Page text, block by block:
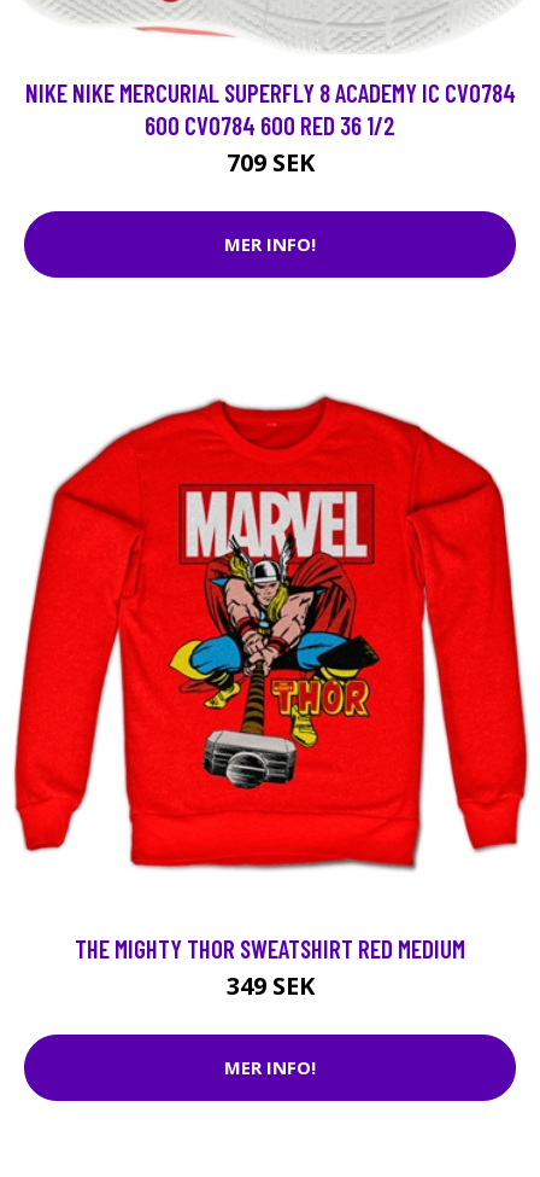
NIKE NIKE MERCURIAL SUPERFLY 8 ACADEMY IC CV0784
600 CV0784 600 RED 36 1/2
709 SEK
MER INFO!
THE MIGHTY THOR SWEATSHIRT RED MEDIUM
349 SEK
MER INFO!